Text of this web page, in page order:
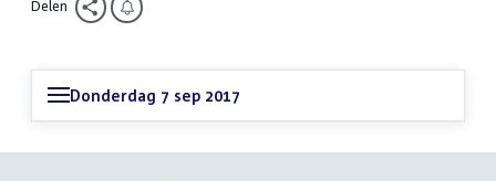
Delen
Donderdag 7 sep 2017